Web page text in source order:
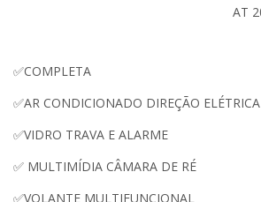
✅COMPLETA
✅AR CONDICIONADO DIREÇÃO ELÉTRICA
✅VIDRO TRAVA E ALARME
✅ MULTIMÍDIA CÂMARA DE RÉ
✅VOLANTE MULTIFUNCIONAL